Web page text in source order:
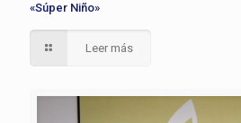
«Súper Niño»
Leer más